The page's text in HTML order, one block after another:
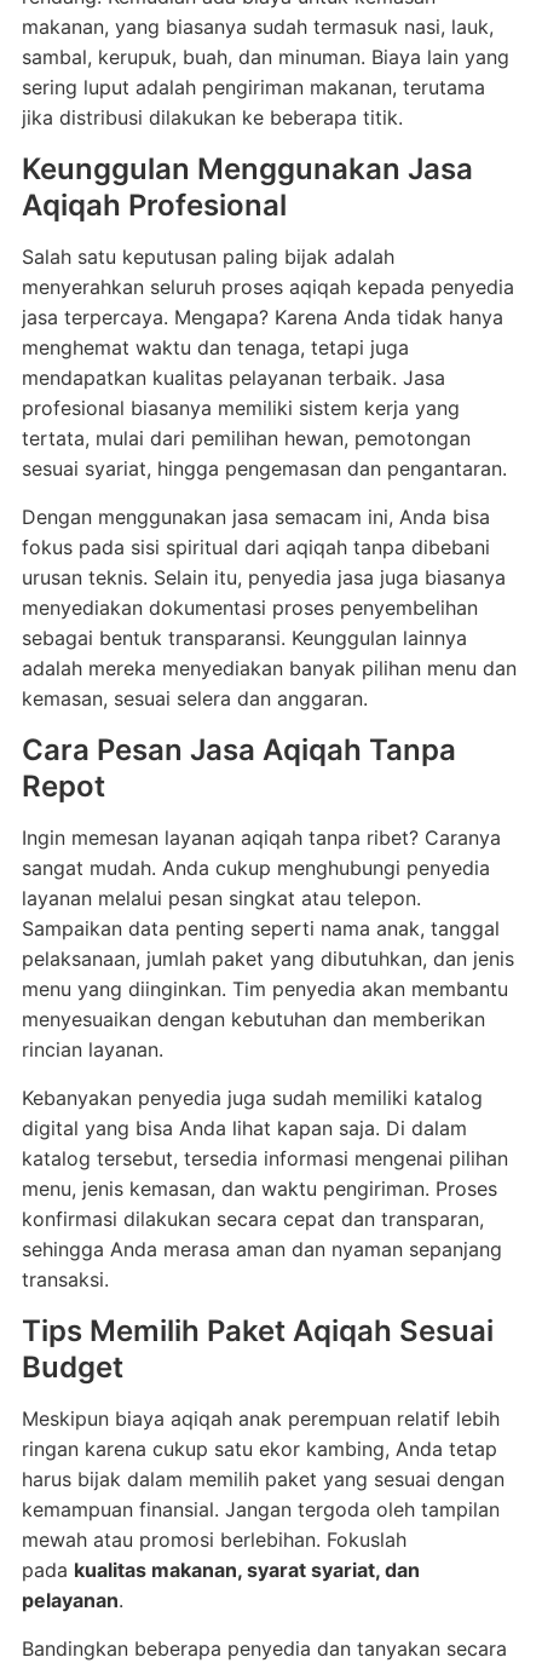
makanan, yang biasanya sudah termasuk nasi, lauk,
sambal, kerupuk, buah, dan minuman. Biaya lain yang
sering luput adalah pengiriman makanan, terutama
jika distribusi dilakukan ke beberapa titik.
Keunggulan Menggunakan Jasa
Aqiqah Profesional
Salah satu keputusan paling bijak adalah
menyerahkan seluruh proses aqiqah kepada penyedia
jasa terpercaya. Mengapa? Karena Anda tidak hanya
menghemat waktu dan tenaga, tetapi juga
mendapatkan kualitas pelayanan terbaik. Jasa
profesional biasanya memiliki sistem kerja yang
tertata, mulai dari pemilihan hewan, pemotongan
sesuai syariat, hingga pengemasan dan pengantaran.
Dengan menggunakan jasa semacam ini, Anda bisa
fokus pada sisi spiritual dari aqiqah tanpa dibebani
urusan teknis. Selain itu, penyedia jasa juga biasanya
menyediakan dokumentasi proses penyembelihan
sebagai bentuk transparansi. Keunggulan lainnya
adalah mereka menyediakan banyak pilihan menu dan
kemasan, sesuai selera dan anggaran.
Cara Pesan Jasa Aqiqah Tanpa
Repot
Ingin memesan layanan aqiqah tanpa ribet? Caranya
sangat mudah. Anda cukup menghubungi penyedia
layanan melalui pesan singkat atau telepon.
Sampaikan data penting seperti nama anak, tanggal
pelaksanaan, jumlah paket yang dibutuhkan, dan jenis
menu yang diinginkan. Tim penyedia akan membantu
menyesuaikan dengan kebutuhan dan memberikan
rincian layanan.
Kebanyakan penyedia juga sudah memiliki katalog
digital yang bisa Anda lihat kapan saja. Di dalam
katalog tersebut, tersedia informasi mengenai pilihan
menu, jenis kemasan, dan waktu pengiriman. Proses
konfirmasi dilakukan secara cepat dan transparan,
sehingga Anda merasa aman dan nyaman sepanjang
transaksi.
Tips Memilih Paket Aqiqah Sesuai
Budget
Meskipun biaya aqiqah anak perempuan relatif lebih
ringan karena cukup satu ekor kambing, Anda tetap
harus bijak dalam memilih paket yang sesuai dengan
kemampuan finansial. Jangan tergoda oleh tampilan
mewah atau promosi berlebihan. Fokuslah
pada kualitas makanan, syarat syariat, dan
pelayanan.
Bandingkan beberapa penyedia dan tanyakan secara